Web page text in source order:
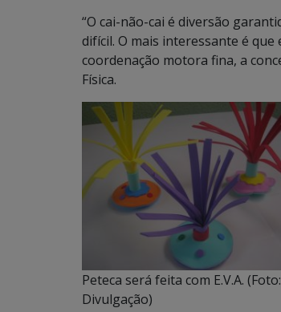
“O cai-não-cai é diversão
difícil. O mais interessante é que
coordenação motora fina, a
Física.
Peteca será feita com E.V.A. (Foto:
Divulgação)